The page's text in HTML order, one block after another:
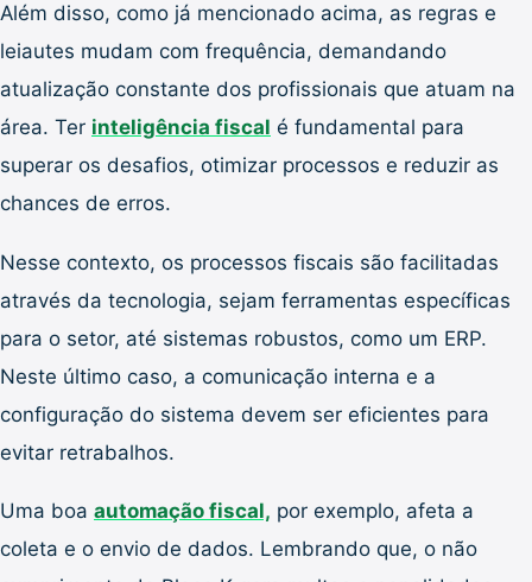
Além disso, como já mencionado acima, as regras e
leiautes mudam com frequência, demandando
atualização constante dos profissionais que atuam na
área. Ter inteligência fiscal é fundamental para
superar os desafios, otimizar processos e reduzir as
chances de erros.
Nesse contexto, os processos fiscais são facilitadas
através da tecnologia, sejam ferramentas específicas
para o setor, até sistemas robustos, como um ERP.
Neste último caso, a comunicação interna e a
configuração do sistema devem ser eficientes para
evitar retrabalhos.
Uma boa automação fiscal, por exemplo, afeta a
coleta e o envio de dados. Lembrando que, o não